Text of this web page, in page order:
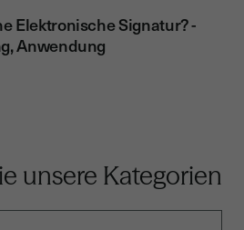
Elektronische Signatur? -
Anwendung
unsere Kategorien